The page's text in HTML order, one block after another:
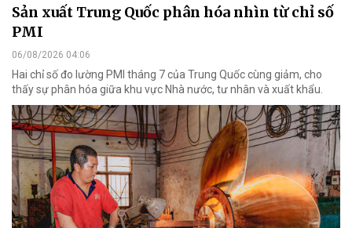
Sản xuất Trung Quốc phân hóa nhìn từ chỉ số
PMI
06/08/2026 04:06
Hai chỉ số đo lường PMI tháng 7 của Trung Quốc cùng giảm, cho
thấy sự phân hóa giữa khu vực Nhà nước, tư nhân và xuất khẩu.